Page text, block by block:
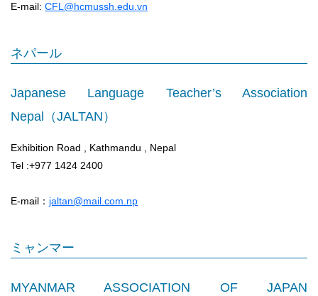
E-mail: CFL@hcmussh.edu.vn
ネパール
Japanese Language Teacher’s Association
Nepal（JALTAN）
Exhibition Road , Kathmandu , Nepal
Tel :+977 1424 2400
E-mail： jaltan@mail.com.np
ミャンマー
MYANMAR ASSOCIATION OF JAPAN